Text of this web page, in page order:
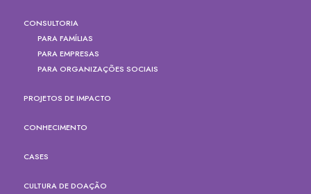
CONSULTORIA
PARA FAMÍLIAS
PARA EMPRESAS
PARA ORGANIZAÇÕES SOCIAIS
PROJETOS DE IMPACTO
CONHECIMENTO
CASES
CULTURA DE DOAÇÃO